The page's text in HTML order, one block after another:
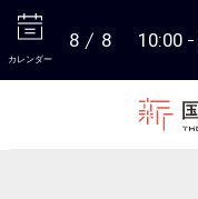
カレンダー
8 8 10:00